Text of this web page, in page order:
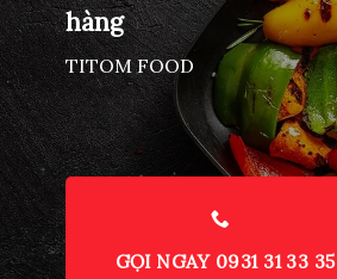
hàng
TITOM FOOD
GỌI NGAY 0931 31 33 35